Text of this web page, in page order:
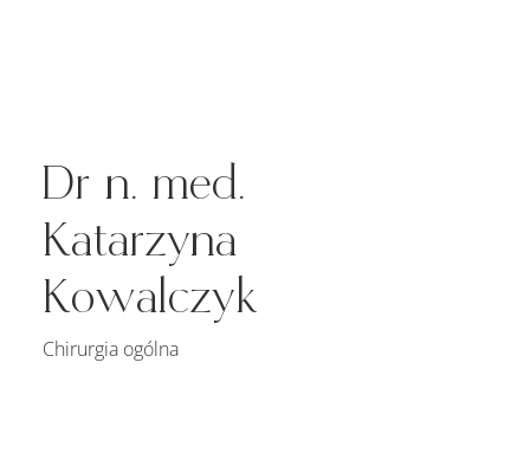
Dr n. med.
Katarzyna
Kowalczyk
Chirurgia ogólna